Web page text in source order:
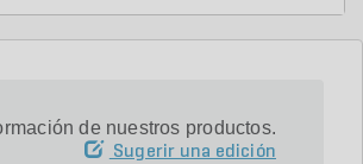
de nuestros productos.
Sugerir una edición